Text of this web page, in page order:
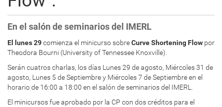
En el salón de seminarios del IMERL
El lunes 29comienza el minicurso sobreCurve Shortening Flow por
Theodora Bourni (University of Tennessee Knoxville).
Serán cuatros charlas, los días Lunes 29 de agosto, Miércoles 31 de
agosto, Lunes 5 de Septiembre y Miércoles 7 de Septiembre en el
horario de 16:00 a 18:00 en el salón de seminarios del IMERL.
El minicursos fue aprobado por la CP con dos créditos para el